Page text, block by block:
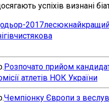
успіхів визнані
дьор-2017лесюк
чистякова
Розпочато прийом
атлетів НОК України
Чемпіонку Європи з